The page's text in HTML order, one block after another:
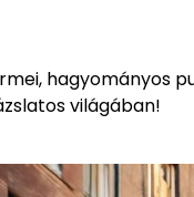
hagyományos
világában!